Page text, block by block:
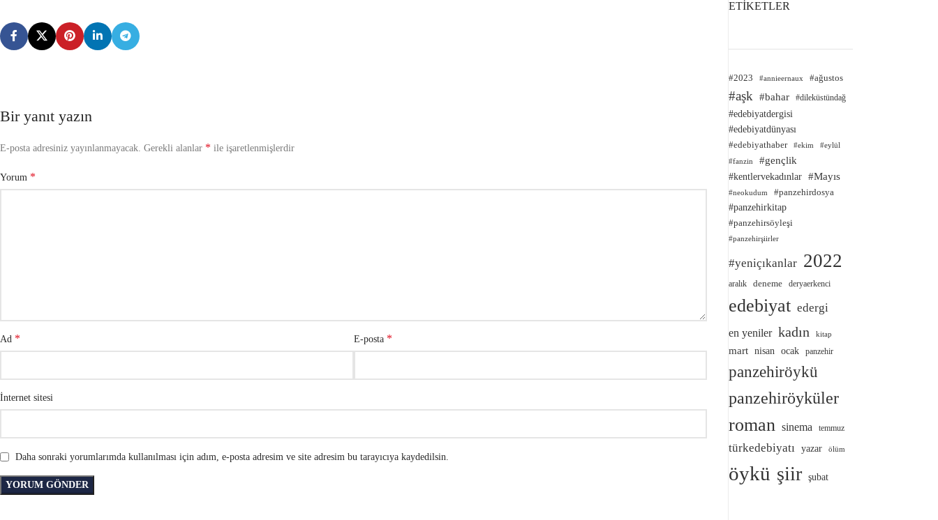
Bir yanıt yazın
E-posta adresiniz yayınlanmayacak. Gerekli alanlar * ile işaretlenmişlerdir
Yorum *
Ad * E-posta *
İnternet sitesi
Daha sonraki yorumlarımda kullanılması için adım, e-posta adresim ve site adresim bu tarayıcıya kaydedilsin.
ETİKETLER
#2023 #annieernaux #ağustos
#aşk #bahar #dileküstündağ
#edebiyatdergisi
#edebiyatdünyası
#edebiyathaber #ekim #eylül
#fanzin
#gençlik
#kentlervekadınlar #Mayıs
#neokudum
#panzehirdosya
#panzehirkitap
#panzehirsöyleşi
#panzehirşiirler
#yeniçıkanlar 2022
aralık deneme deryaerkenci
edebiyat edergi
en yeniler kadın kitap
mart nisan ocak panzehir
panzehiröykü
panzehiröyküler
roman sinema temmuz
türkedebiyatı yazar ölüm
öykü şiir şubat